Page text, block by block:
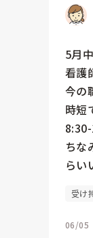
5月
看護
今の
時短
ちな
らい
受け
06/05